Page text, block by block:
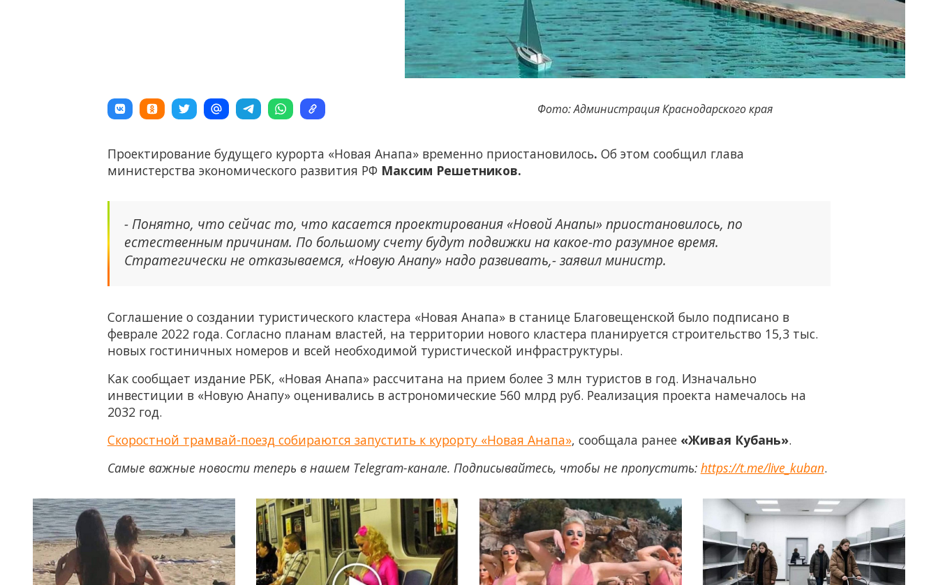
Фото: Администрация Краснодарского края
Проектирование будущего курорта «Новая Анапа» временно приостановилось. Об этом сообщил глава
министерства экономического развития РФ Максим Решетников.
- Понятно, что сейчас то, что касается проектирования «Новой Анапы» приостановилось, по
естественным причинам. По большому счету будут подвижки на какое-то разумное время.
Стратегически не отказываемся, «Новую Анапу» надо развивать,- заявил министр.
Соглашение о создании туристического кластера «Новая Анапа» в станице Благовещенской было подписано в
феврале 2022 года. Согласно планам властей, на территории нового кластера планируется строительство 15,3 тыс.
новых гостиничных номеров и всей необходимой туристической инфраструктуры.
Как сообщает издание РБК, «Новая Анапа» рассчитана на прием более 3 млн туристов в год. Изначально
инвестиции в «Новую Анапу» оценивались в астрономические 560 млрд руб. Реализация проекта намечалось на
2032 год.
Скоростной трамвай-поезд собираются запустить к курорту «Новая Анапа», сообщала ранее «Живая Кубань».
Самые важные новости теперь в нашем Telegram-канале. Подписывайтесь, чтобы не пропустить: https://t.me/live_kuban.